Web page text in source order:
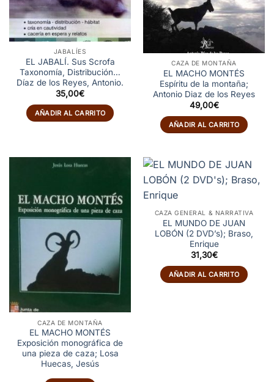
JABALÍES
EL JABALÍ. Sus Scrofa
Taxonomía, Distribución…
Díaz de los Reyes, Antonio.
35,00€
AÑADIR AL CARRITO
CAZA DE MONTAÑA
EL MACHO MONTÉS
Espíritu de la montaña;
Antonio Diaz de los Reyes
49,00€
AÑADIR AL CARRITO
CAZA DE MONTAÑA
EL MACHO MONTÉS
Exposición monográfica de
una pieza de caza; Losa
Huecas, Jesús
CAZA GENERAL & NARRATIVA
EL MUNDO DE JUAN
LOBÓN (2 DVD’s); Braso,
Enrique
31,30€
AÑADIR AL CARRITO